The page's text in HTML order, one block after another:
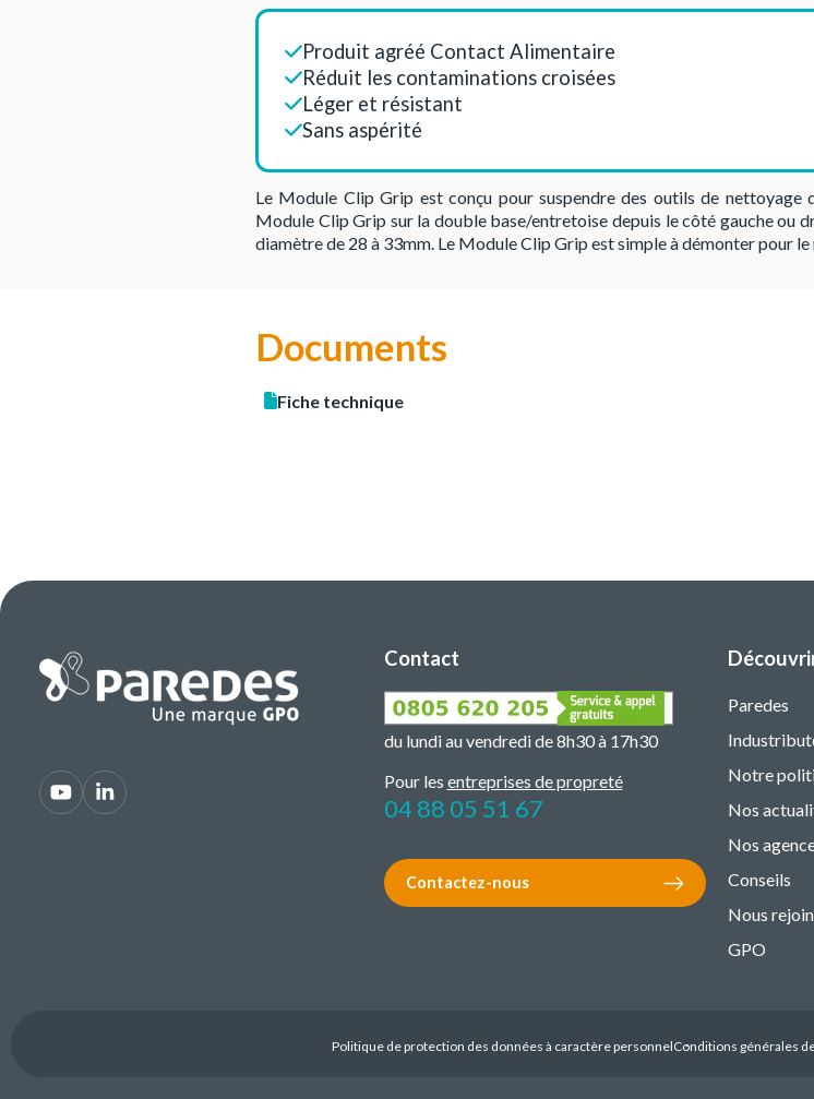
Produit agréé Contact Alimentaire
Réduit les contaminations croisées
Léger et résistant
Sans aspérité
Le Module Clip Grip est conçu pour suspendre des outils de nettoyage
Module Clip Grip sur la double base/entretoise depuis le côté gauche ou
diamètre de 28 à 33mm. Le Module Clip Grip est simple à démonter pour
Documents
Fiche technique
Contact
du lundi au vendredi de 8h30 à 17h30
Pour les entreprises de propreté
04 88 05 51 67
Contactez-nous
Paredes
Notre
Nos
Nos
Conseils
Nous
GPO
Politique de protection des données à caractère personnelConditions générales